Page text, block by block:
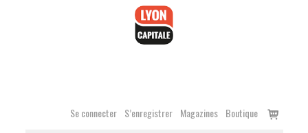
Se connecter S’enregistrer Magazines Boutique
Voir